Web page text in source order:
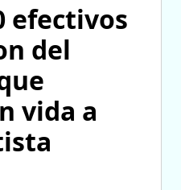
efectivos
del
vida a